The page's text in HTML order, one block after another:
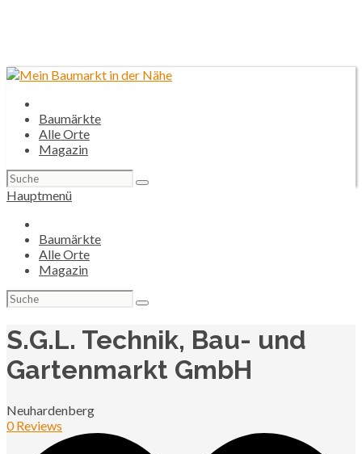
Baumärkte
Alle Orte
Magazin
Suchen
nach:
Hauptmenü
Baumärkte
Alle Orte
Magazin
Suchen
nach:
S.G.L. Technik, Bau- und
Gartenmarkt GmbH
Neuhardenberg
0 Reviews